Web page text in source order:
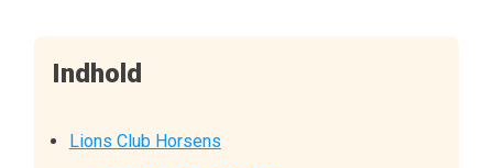
Indhold
Lions Club Horsens